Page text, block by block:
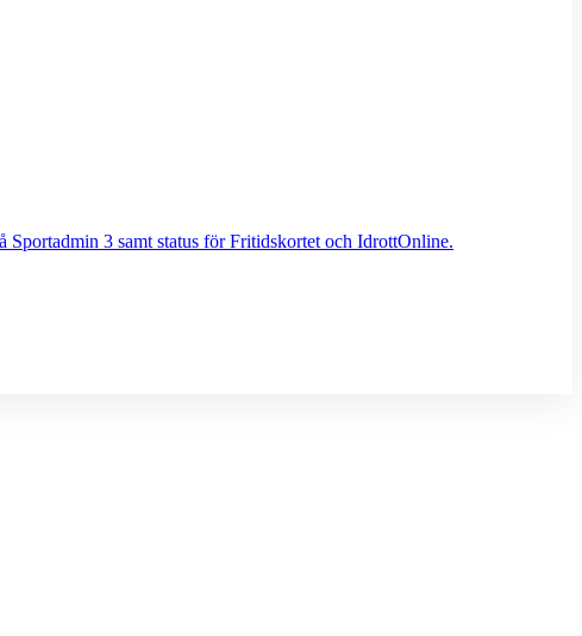
Sportadmin 3 samt status för Fritidskortet och IdrottOnline.